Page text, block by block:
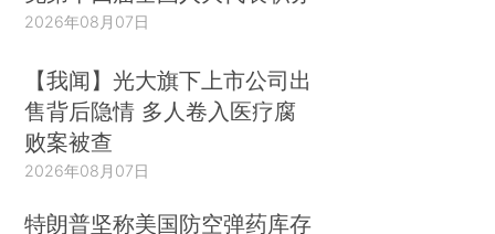
2026年08月07日
【我闻】光大旗下上市公司出
售背后隐情 多人卷入医疗腐
败案被查
2026年08月07日
特朗普坚称美国防空弹药库存